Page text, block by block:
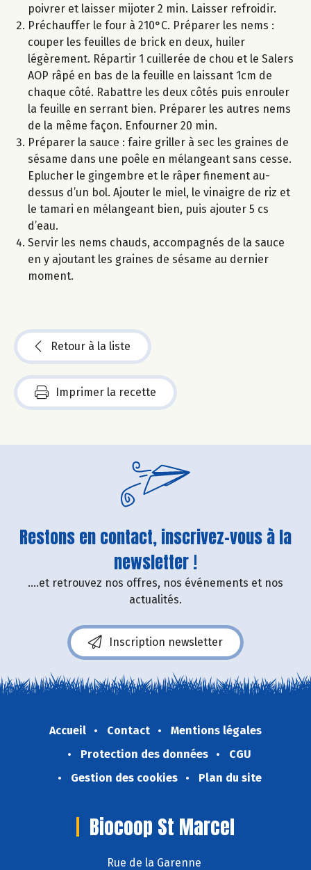
poivrer et laisser mijoter 2 min. Laisser refroidir.
Préchauffer le four à 210°C. Préparer les nems :
couper les feuilles de brick en deux, huiler
légèrement. Répartir 1 cuillerée de chou et le Salers
AOP râpé en bas de la feuille en laissant 1cm de
chaque côté. Rabattre les deux côtés puis enrouler
la feuille en serrant bien. Préparer les autres nems
de la même façon. Enfourner 20 min.
Préparer la sauce : faire griller à sec les graines de
sésame dans une poêle en mélangeant sans cesse.
Eplucher le gingembre et le râper finement au-
dessus d’un bol. Ajouter le miel, le vinaigre de riz et
le tamari en mélangeant bien, puis ajouter 5 cs
d’eau.
Servir les nems chauds, accompagnés de la sauce
en y ajoutant les graines de sésame au dernier
moment.
Retour à la liste
Imprimer la recette
Restons en contact, inscrivez-vous à la
newsletter !
....et retrouvez nos offres, nos événements et nos
actualités.
Inscription newsletter
Accueil Contact
Mentions légales
Protection des données
CGU
Gestion des cookies
Plan du site
Biocoop St Marcel
Rue de la Garenne